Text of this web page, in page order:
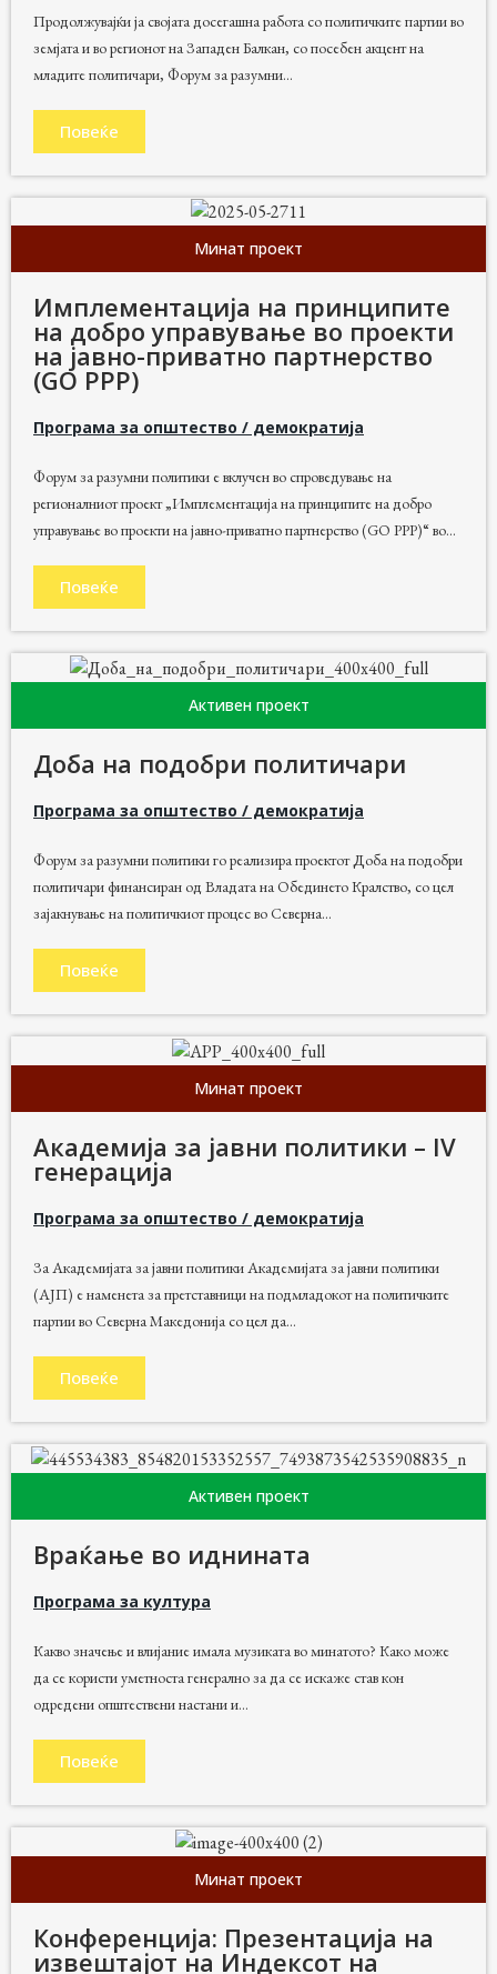
Продолжувајќи ја својата досегашна работа со политичките партии во
земјата и во регионот на Западен Балкан, со посебен акцент на
младите политичари, Форум за разумни...
Повеќе
Минат проект
Имплементација на принципите
на добро управување во проекти
на јавно-приватно партнерство
(GO PPP)
Програма за општество / демократија
Форум за разумни политики е вклучен во спроведување на
регионалниот проект „Имплементација на принципите на добро
управување во проекти на јавно-приватно партнерство (GO PPP)“ во...
Повеќе
Активен проект
Доба на подобри политичари
Програма за општество / демократија
Форум за разумни политики го реализира проектот Доба на подобри
политичари финансиран од Владата на Обединето Кралство, со цел
зајакнување на политичкиот процес во Северна...
Повеќе
Минат проект
Академија за јавни политики – IV
генерација
Програма за општество / демократија
За Академијата за јавни политики Академијата за јавни политики
(АЈП) е наменета за претставници на подмладокот на политичките
партии во Северна Македонија со цел да...
Повеќе
Активен проект
Враќање во иднината
Програма за култура
Какво значење и влијание имала музиката во минатото? Како може
да се користи уметноста генерално за да се искаже став кон
одредени општествени настани и...
Повеќе
Минат проект
Конференција: Презентација на
извештајот на Индексот на